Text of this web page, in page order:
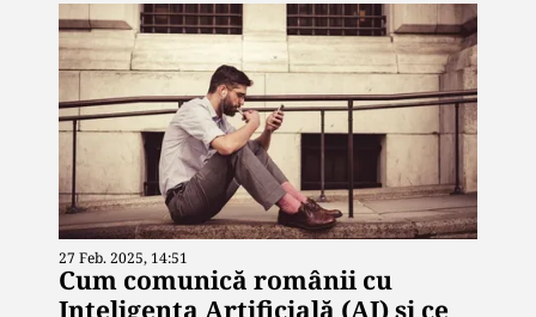
27 Feb. 2025, 14:51
Cum comunică românii cu
Inteligenţa Artificială (AI) şi ce